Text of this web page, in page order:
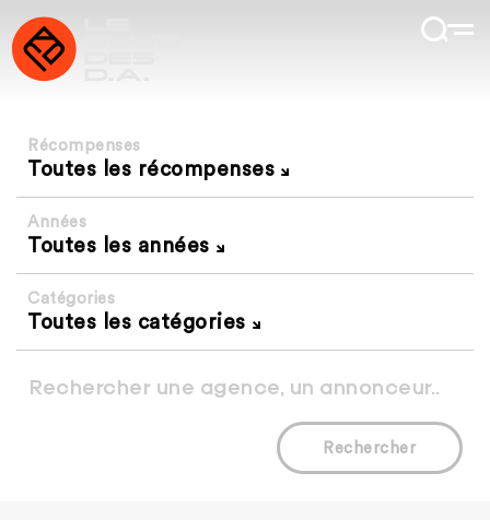
Récompenses
Toutes les récompenses
Années
Toutes les années
Catégories
Toutes les catégories
Rechercher